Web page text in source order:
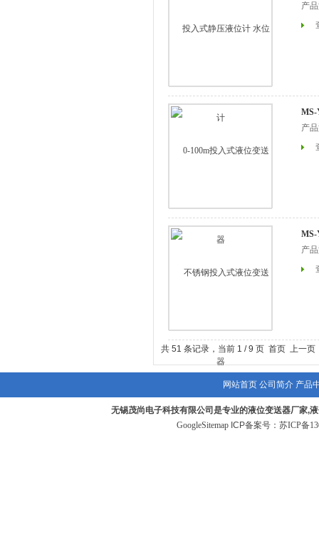
产
MS-
产
MS-
产
共 51 条记录，当前 1 / 9 页 首页 上一页
网站首页 公司简介 产品
无锡茂尚电子科技有限公司是专业的液位变送器厂家,
GoogleSitemapICP备案号： 苏ICP备